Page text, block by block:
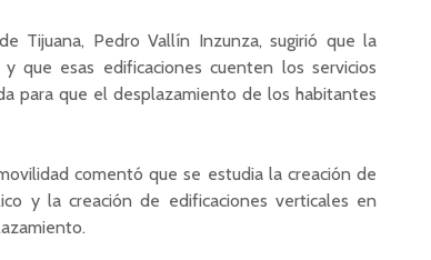
Tijuana, Pedro Vallín Inzunza, sugirió que la
que esas edificaciones cuenten los servicios
para que el desplazamiento de los habitantes
comentó que se estudia la creación de
y la creación de edificaciones verticales en